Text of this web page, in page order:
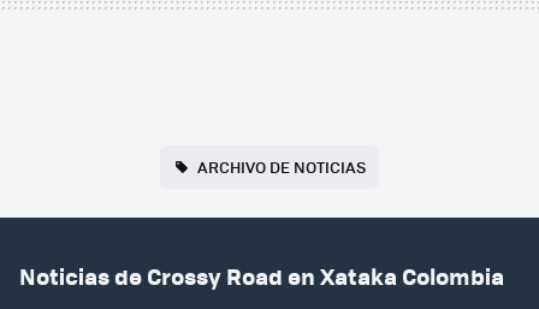
ARCHIVO DE NOTICIAS
Noticias de Crossy Road en Xataka Colombia